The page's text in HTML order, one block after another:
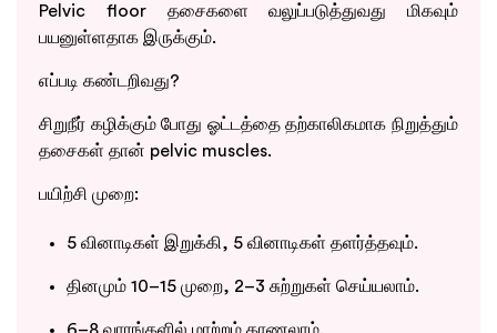
Pelvic floor தசைகளை வலுப்படுத்துவது மிகவும்
பயனுள்ளதாக இருக்கும்.
எப்படி கண்டறிவது?
சிறுநீர் கழிக்கும் போது ஓட்டத்தை தற்காலிகமாக நிறுத்தும்
தசைகள் தான் pelvic muscles.
பயிற்சி முறை:
5 வினாடிகள் இறுக்கி, 5 வினாடிகள் தளர்த்தவும்.
தினமும் 10–15 முறை, 2–3 சுற்றுகள் செய்யலாம்.
6–8 வாரங்களில் மாற்றம் காணலாம்.